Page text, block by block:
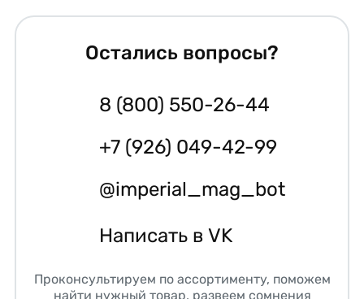
Остались вопросы?
8 (800) 550-26-44
+7 (926) 049-42-99
@imperial_mag_bot
Написать в VK
Проконсультируем по ассортименту, поможем
найти нужный товар, развеем сомнения